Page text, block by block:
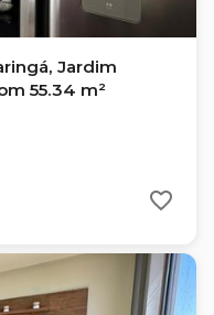
Jardim
55.34 m²